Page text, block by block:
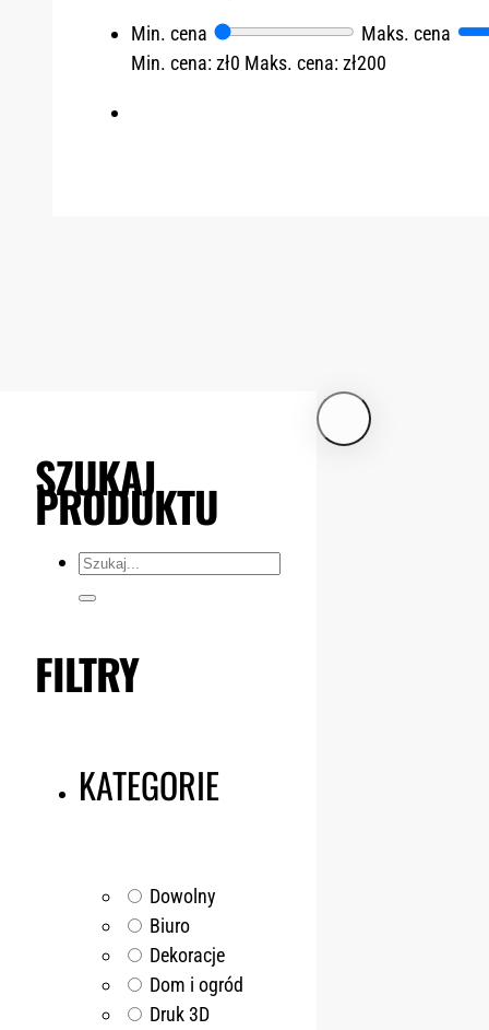
Min. cena
Maks. cena
Min. cena: zł0 Maks. cena: zł200
SZUKAJ
PRODUKTU
Szukaj...
FILTRY
KATEGORIE
Dowolny
Biuro
Dekoracje
Dom i ogród
Druk 3D